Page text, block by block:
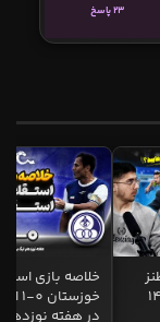
23 پاسخ
خلاصه بازی
در هفته نوزدهم